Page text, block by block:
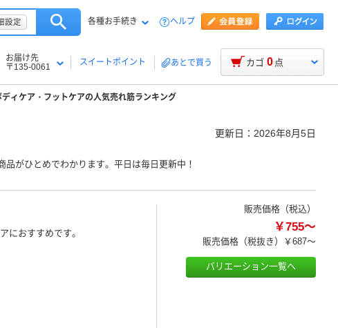
設定 各種お手続き ヘルプ
お届け先
〒135-0061
スイートポイント あとで買う カゴ 0 点
ディケア・フットケアの人気売れ筋ランキング
更新日： 2026年8月5日
がひとめでわかります。平日は毎日更新中！
におすすめです。
販売価格（税込）
￥755～
販売価格（税抜き） ￥687～
バリエーション一覧へ